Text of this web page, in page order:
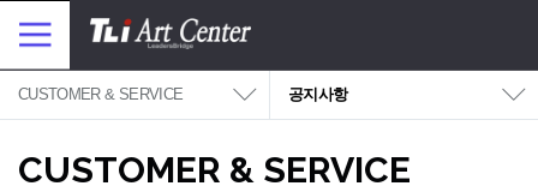
기
CUSTOMER & SERVICE
공지사항
CUSTOMER & SERVICE